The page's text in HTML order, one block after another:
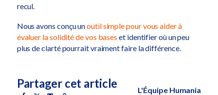
recul.
Nous avons conçu unoutil simple pour vous aider à
évaluer la solidité de vos bases et identifier où un peu
plus de clarté pourrait vraiment faire la différence.
Partager cet article L'Équipe Humania